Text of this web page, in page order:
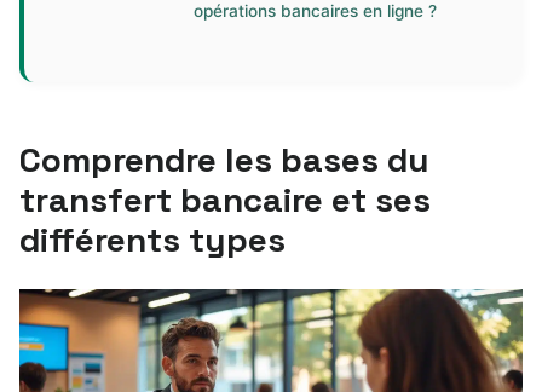
opérations bancaires en ligne ?
Comprendre les bases du
transfert bancaire et ses
différents types